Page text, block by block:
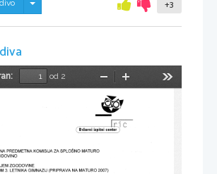
+3
od 2
Pomanjšaj